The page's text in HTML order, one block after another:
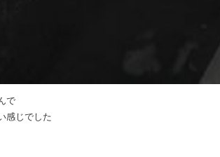
で
感じでした